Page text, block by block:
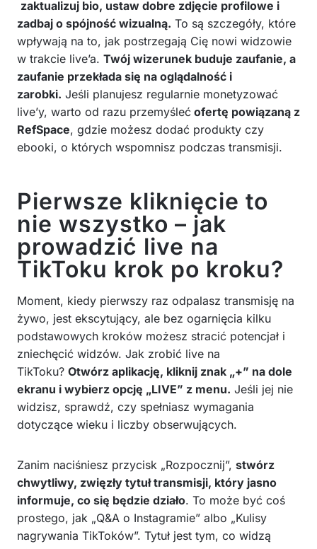
zaktualizuj bio, ustaw dobre zdjęcie profilowe i
zadbaj o spójność wizualną. To są szczegóły, które
wpływają na to, jak postrzegają Cię nowi widzowie
w trakcie live’a. Twój wizerunek buduje zaufanie, a
zaufanie przekłada się na oglądalność i
zarobki. Jeśli planujesz regularnie monetyzować
live’y, warto od razu przemyśleć ofertę powiązaną z
RefSpace, gdzie możesz dodać produkty czy
ebooki, o których wspomnisz podczas transmisji.
Pierwsze kliknięcie to
nie wszystko – jak
prowadzić live na
TikToku krok po kroku?
Moment, kiedy pierwszy raz odpalasz transmisję na
żywo, jest ekscytujący, ale bez ogarnięcia kilku
podstawowych kroków możesz stracić potencjał i
zniechęcić widzów. Jak zrobić live na
TikToku? Otwórz aplikację, kliknij znak „+” na dole
ekranu i wybierz opcję „LIVE” z menu. Jeśli jej nie
widzisz, sprawdź, czy spełniasz wymagania
dotyczące wieku i liczby obserwujących.
Zanim naciśniesz przycisk „Rozpocznij”, stwórz
chwytliwy, zwięzły tytuł transmisji, który jasno
informuje, co się będzie działo. To może być coś
prostego, jak „Q&A o Instagramie” albo „Kulisy
nagrywania TikToków”. Tytuł jest tym, co widzą